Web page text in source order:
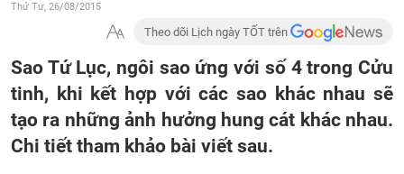
Thứ Tư, 26/08/2015
Theo dõi Lịch ngày TỐT trên
Sao Tứ Lục, ngôi sao ứng với số 4 trong Cửu
tinh, khi kết hợp với các sao khác nhau sẽ
tạo ra những ảnh hưởng hung cát khác nhau.
Chi tiết tham khảo bài viết sau.